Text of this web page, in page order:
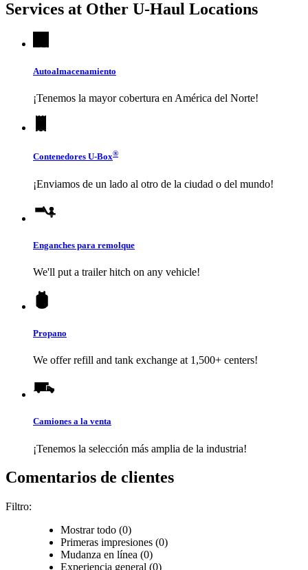
Services at Other U-Haul Locations
Autoalmacenamiento
¡Tenemos la mayor cobertura en América del Norte!
Contenedores U-Box®
¡Enviamos de un lado al otro de la ciudad o del mundo!
Enganches para remolque
We'll put a trailer hitch on any vehicle!
Propano
We offer refill and tank exchange at 1,500+ centers!
Camiones a la venta
¡Tenemos la selección más amplia de la industria!
Comentarios de clientes
Filtro:
Mostrar todo (0)
Primeras impresiones (0)
Mudanza en línea (0)
Experiencia general (0)